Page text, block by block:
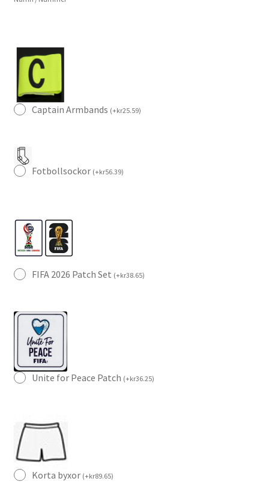
Fotbollströja
Captain Armbands (+kr25.59)
Fotbollsockor (+kr56.39)
FIFA 2026 Patch Set (+kr38.65)
Unite for Peace Patch (+kr36.25)
Korta byxor (+kr89.65)